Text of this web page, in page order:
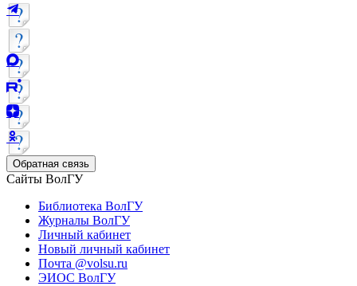
Обратная связь
Сайты ВолГУ
Библиотека ВолГУ
Журналы ВолГУ
Личный кабинет
Новый личный кабинет
Почта @volsu.ru
ЭИОС ВолГУ